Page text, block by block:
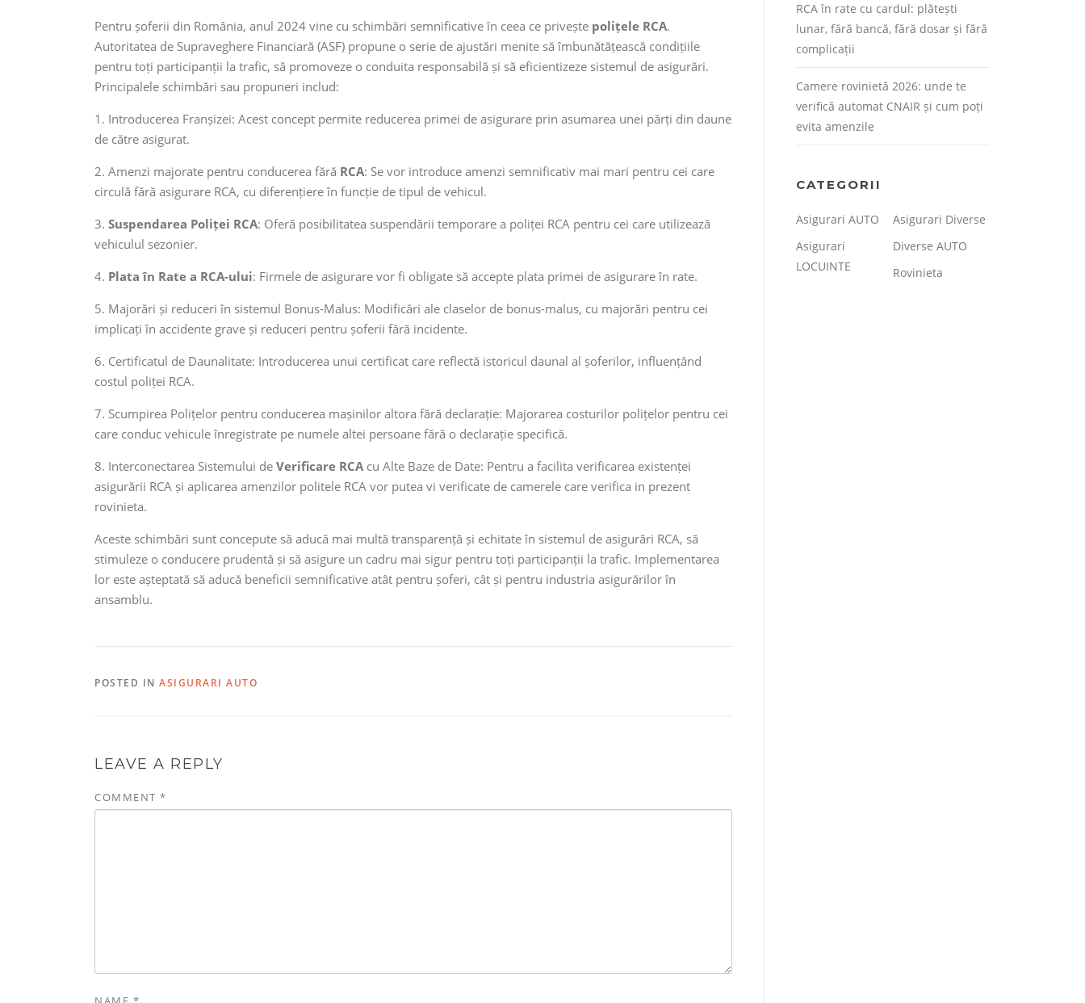
Pentru șoferii din România, anul 2024 vine cu schimbări semnificative în ceea ce privește polițele RCA.
Autoritatea de Supraveghere Financiară (ASF) propune o serie de ajustări menite să îmbunătățească condițiile
pentru toți participanții la trafic, să promoveze o conduita responsabilă și să eficientizeze sistemul de asigurări.
Principalele schimbări sau propuneri includ:
1. Introducerea Franșizei: Acest concept permite reducerea primei de asigurare prin asumarea unei părți din daune
de către asigurat.
2. Amenzi majorate pentru conducerea fără RCA: Se vor introduce amenzi semnificativ mai mari pentru cei care
circulă fără asigurare RCA, cu diferențiere în funcție de tipul de vehicul.
3. Suspendarea Poliței RCA: Oferă posibilitatea suspendării temporare a poliței RCA pentru cei care utilizează
vehiculul sezonier.
4. Plata în Rate a RCA-ului: Firmele de asigurare vor fi obligate să accepte plata primei de asigurare în rate.
5. Majorări și reduceri în sistemul Bonus-Malus: Modificări ale claselor de bonus-malus, cu majorări pentru cei
implicați în accidente grave și reduceri pentru șoferii fără incidente.
6. Certificatul de Daunalitate: Introducerea unui certificat care reflectă istoricul daunal al șoferilor, influențând
costul poliței RCA.
7. Scumpirea Polițelor pentru conducerea mașinilor altora fără declarație: Majorarea costurilor polițelor pentru cei
care conduc vehicule înregistrate pe numele altei persoane fără o declarație specifică.
8. Interconectarea Sistemului de Verificare RCAcu Alte Baze de Date: Pentru a facilita verificarea existenței
asigurării RCA și aplicarea amenzilor politele RCA vor putea vi verificate de camerele care verifica in prezent
rovinieta.
Aceste schimbări sunt concepute să aducă mai multă transparență și echitate în sistemul de asigurări RCA, să
stimuleze o conducere prudentă și să asigure un cadru mai sigur pentru toți participanții la trafic. Implementarea
lor este așteptată să aducă beneficii semnificative atât pentru șoferi, cât și pentru industria asigurărilor în
ansamblu.
POSTED IN ASIGURARI AUTO
LEAVE A REPLY
COMMENT *
RCA în rate cu cardul: plătești
lunar, fără bancă, fără dosar și fără
complicații
Camere rovinietă 2026: unde te
verifică automat CNAIR și cum poți
evita amenzile
CATEGORII
Asigurari AUTO
Asigurari Diverse
Asigurari
LOCUINTE
Diverse AUTO
Rovinieta